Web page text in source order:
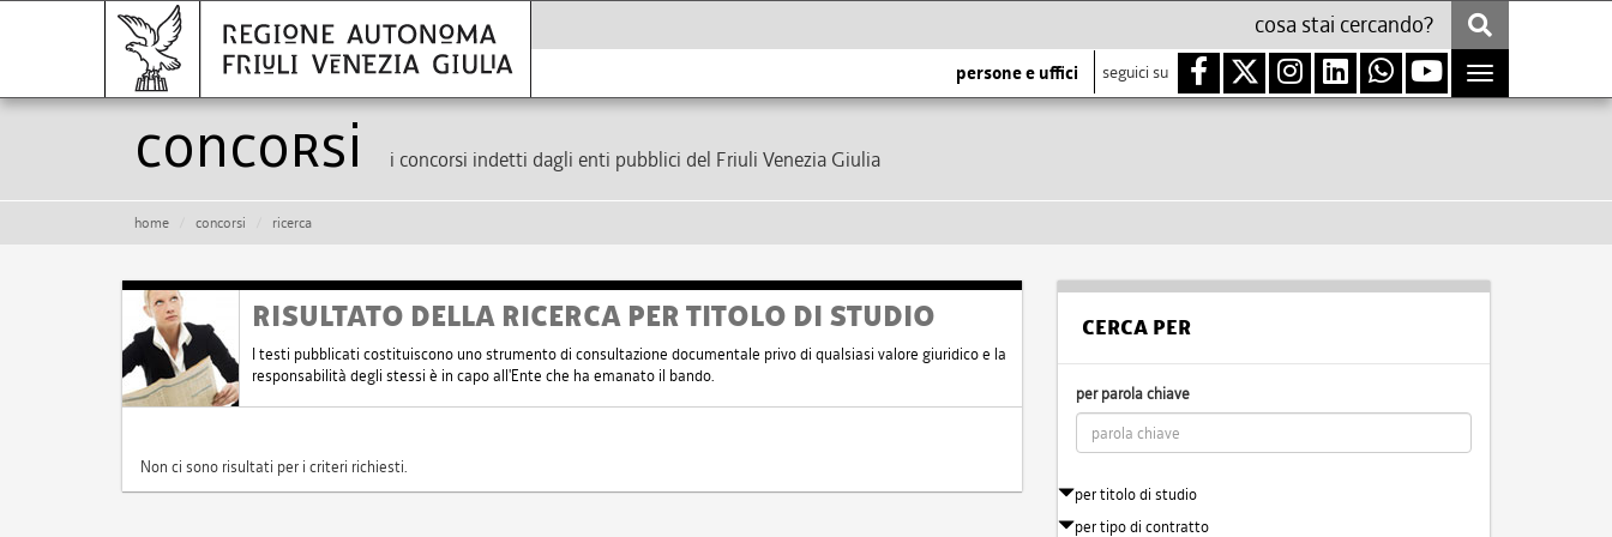
persone e uffici seguici su
Toggle
navigation
Concorsi i concorsi indetti dagli enti pubblici del Friuli Venezia Giulia
home concorsi ricerca
RISULTATO DELLA RICERCA PER TITOLO DI STUDIO
I testi pubblicati costituiscono uno strumento di consultazione documentale privo di qualsiasi valore giuridico e la
responsabilità degli stessi è in capo all'Ente che ha emanato il bando.
Non ci sono risultati per i criteri richiesti.
CERCA PER
per parola chiave
per titolo di studio
per tipo di contratto